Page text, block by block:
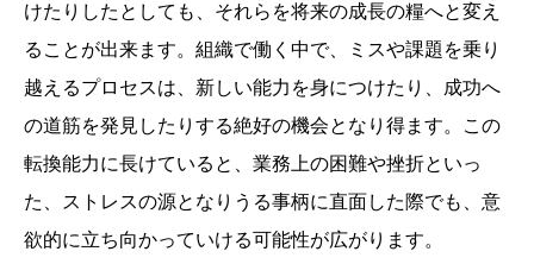
けたりしたとしても、それらを将来の成長の糧へと変え
ることが出来ます。組織で働く中で、ミスや課題を乗り
越えるプロセスは、新しい能力を身につけたり、成功へ
の道筋を発見したりする絶好の機会となり得ます。この
転換能力に長けていると、業務上の困難や挫折といっ
た、ストレスの源となりうる事柄に直面した際でも、意
欲的に立ち向かっていける可能性が広がります。